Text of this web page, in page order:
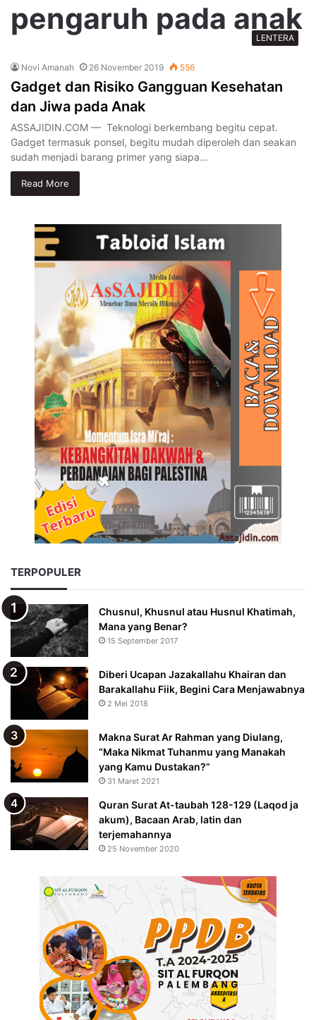
pengaruh pada anak
LENTERA
Novi Amanah 26 November 2019 556
Gadget dan Risiko Gangguan Kesehatan
dan Jiwa pada Anak
ASSAJIDIN.COM — Teknologi berkembang begitu cepat.
Gadget termasuk ponsel, begitu mudah diperoleh dan seakan
sudah menjadi barang primer yang siapa…
Read More
TERPOPULER
Chusnul, Khusnul atau Husnul Khatimah,
Mana yang Benar?
15 September 2017
Diberi Ucapan Jazakallahu Khairan dan
Barakallahu Fiik, Begini Cara Menjawabnya
2 Mei 2018
Makna Surat Ar Rahman yang Diulang,
“Maka Nikmat Tuhanmu yang Manakah
yang Kamu Dustakan?”
31 Maret 2021
Quran Surat At-taubah 128-129 (Laqod ja
akum), Bacaan Arab, latin dan
terjemahannya
25 November 2020